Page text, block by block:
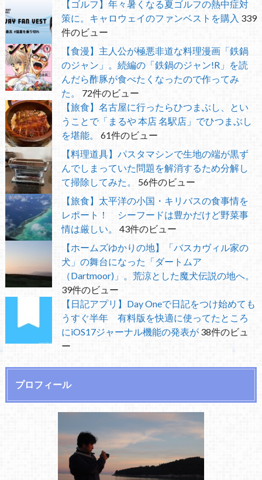
【ゴルフ】年々暑くなる夏ゴルフの熱中症対
策に。キャロウェイのファンベストを購入 339
件のビュー
【食漫】主人公が極悪非道な料理漫画「鉄鍋
のジャン」。続編の「鉄鍋のジャン!R」を読
んだら酢豚が食べたくなったので作ってみ
た。
72件のビュー
【旅食】名古屋に行ったらひつまぶし、とい
うことで「まるや 本店 名駅店」でひつまぶし
を堪能。
61件のビュー
【料理道具】パスタマシンで生地の端が黒ず
んでしまっていた問題を解消するため分解し
て掃除してみた。
56件のビュー
【旅食】太平洋の小国・キリバスの食事情を
レポート！ シーフードは豊かだけど野菜事
情は厳しい。
43件のビュー
【ホームズゆかりの地】「バスカヴィル家の
犬」の舞台になった「ダートムア
（Dartmoor)」。荒涼とした魔犬伝説の地へ。
39件のビュー
【日記アプリ】Day Oneで日記をつけ始めても
うすぐ半年 有料版を快適に使ってたところ
にiOS17ジャーナル機能の発表が 38件のビュ
ー
プロフィール